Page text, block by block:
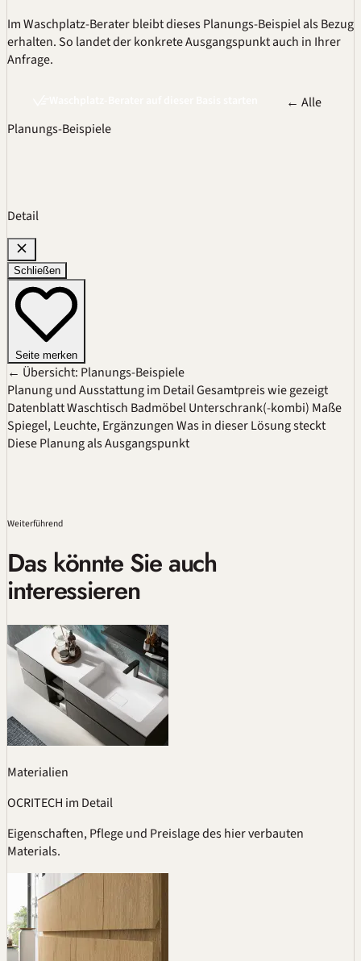
ImWaschplatz-Beraterbleibt dieses Planungs-Beispiel als Bezug
erhalten. So landet der konkrete Ausgangspunkt auch in Ihrer
Anfrage.
← Alle
Planungs-Beispiele
Detail
Schließen
Seite merken
← Übersicht: Planungs-Beispiele
Planung und Ausstattung im DetailGesamtpreis wie gezeigt
DatenblattWaschtisch BadmöbelUnterschrank(-kombi) Maße
Spiegel, Leuchte, ErgänzungenWas in dieser Lösung steckt
Diese Planung als Ausgangspunkt
Weiterführend
Das könnte Sie auch
interessieren
Materialien
OCRITECH im Detail
Eigenschaften, Pflege und Preislage des hier verbauten
Materials.